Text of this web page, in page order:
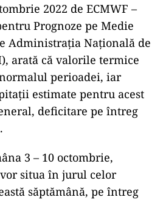
2022 de ECMWF –
Prognoze pe Medie
Administraţia Naţională de
arată că valorile termice
perioadei, iar
estimate pentru acest
deficitare pe întreg
3 – 10 octombrie,
situa în jurul celor
săptămână, pe întreg